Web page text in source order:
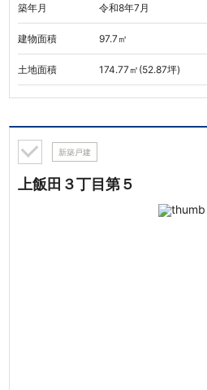
築年月 令和8年7月
建物面積 97.7㎡
土地面積 174.77㎡(52.87坪)
新築戸建
上飯田３丁目第５